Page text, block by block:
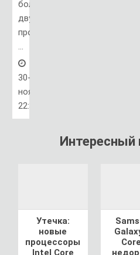
более
двухсот
производителей
...
30-
ноя,
22:32
Интересный
Утечка:
новые
процессоры
Intel Core